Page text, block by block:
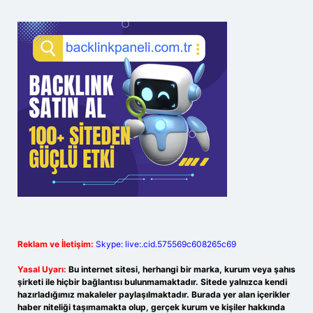
Reklam ve İletişim: Skype: live:.cid.575569c608265c69
Yasal Uyarı: Bu internet sitesi, herhangi bir marka, kurum veya şahıs
şirketi ile hiçbir bağlantısı bulunmamaktadır. Sitede yalnızca kendi
hazırladığımız makaleler paylaşılmaktadır. Burada yer alan içerikler
haber niteliği taşımamakta olup, gerçek kurum ve kişiler hakkında